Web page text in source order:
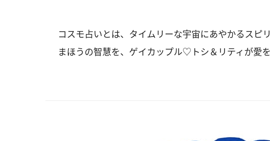
コスモ占いとは、タイムリーな宇宙にあやかるスピ
まほうの智慧を、ゲイカップル♡トシ＆リティが愛を